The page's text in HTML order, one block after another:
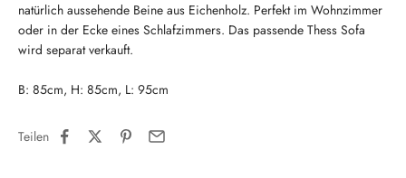
natürlich aussehende Beine aus Eichenholz. Perfekt im Wohnzimmer
oder in der Ecke eines Schlafzimmers. Das passende Thess Sofa
wird separat verkauft.
B: 85cm, H: 85cm, L: 95cm
Teilen